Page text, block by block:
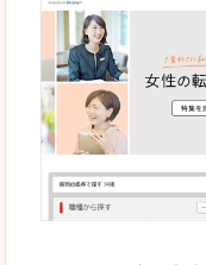
働く
悪いところ
求人
求人の